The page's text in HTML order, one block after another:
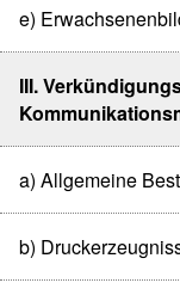
e)
III.
a) Allgemeine
b)